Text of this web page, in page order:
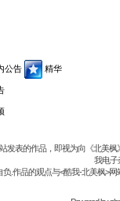
公告 精华
表的作品，即视为向《北美
我电子
.作品的观点与<酷我-北美枫>